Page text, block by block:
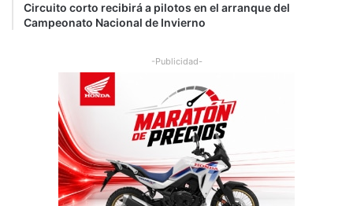
Circuito corto recibirá a pilotos en el arranque del
Campeonato Nacional de Invierno
-Publicidad-